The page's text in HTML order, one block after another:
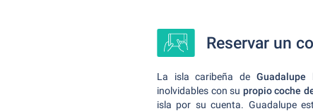
Reservar un
La isla caribeña de Guadalupe
inolvidables con su propio coche
isla por su cuenta. Guadalupe